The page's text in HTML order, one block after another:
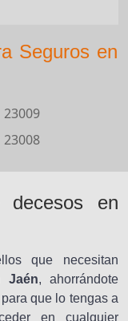
Seguros en
23009
23008
decesos en
que necesitan
Jaén, ahorrándote
que lo tengas a
en cualquier